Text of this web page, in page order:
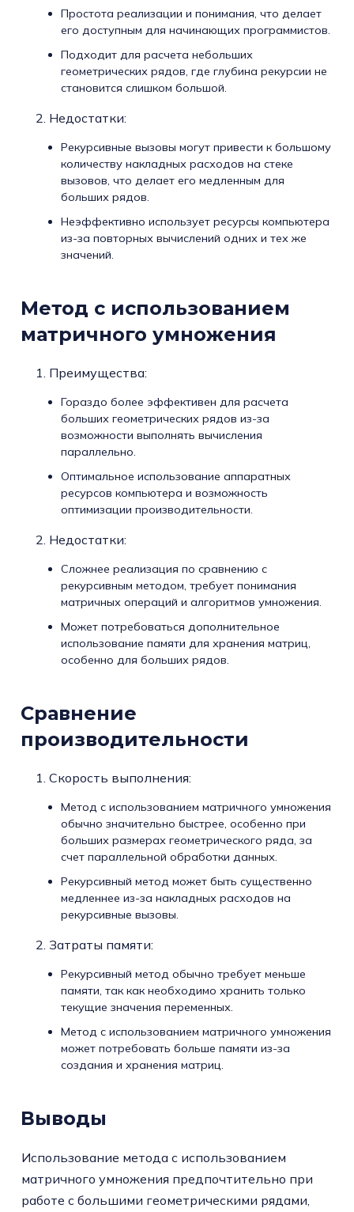
Простота реализации и понимания, что делает
его доступным для начинающих программистов.
Подходит для расчета небольших
геометрических рядов, где глубина рекурсии не
становится слишком большой.
Недостатки:
Рекурсивные вызовы могут привести к большому
количеству накладных расходов на стеке
вызовов, что делает его медленным для
больших рядов.
Неэффективно использует ресурсы компьютера
из-за повторных вычислений одних и тех же
значений.
Метод с использованием
матричного умножения
Преимущества:
Гораздо более эффективен для расчета
больших геометрических рядов из-за
возможности выполнять вычисления
параллельно.
Оптимальное использование аппаратных
ресурсов компьютера и возможность
оптимизации производительности.
Недостатки:
Сложнее реализация по сравнению с
рекурсивным методом, требует понимания
матричных операций и алгоритмов умножения.
Может потребоваться дополнительное
использование памяти для хранения матриц,
особенно для больших рядов.
Сравнение
производительности
Скорость выполнения:
Метод с использованием матричного умножения
обычно значительно быстрее, особенно при
больших размерах геометрического ряда, за
счет параллельной обработки данных.
Рекурсивный метод может быть существенно
медленнее из-за накладных расходов на
рекурсивные вызовы.
Затраты памяти:
Рекурсивный метод обычно требует меньше
памяти, так как необходимо хранить только
текущие значения переменных.
Метод с использованием матричного умножения
может потребовать больше памяти из-за
создания и хранения матриц.
Выводы
Использование метода с использованием
матричного умножения предпочтительно при
работе с большими геометрическими рядами,